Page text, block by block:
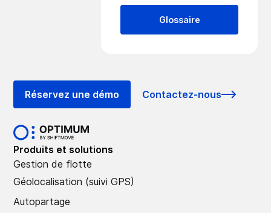
Glossaire
Réservez une démo Contactez-nous
Produits et solutions
Gestion de flotte
Géolocalisation (suivi GPS)
Autopartage